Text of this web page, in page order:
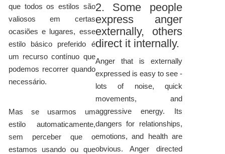
que todos os estilos são
valiosos em certas
ocasiões e lugares, esse
estilo básico preferido é
um recurso contínuo que
podemos recorrer quando
necessário.
Mas se usarmos um
estilo automaticamente,
sem perceber que o
estamos usando ou que
2. Some people
express anger
externally, others
direct it internally.
Anger that is externally
expressed is easy to see -
lots of noise, quick
movements, and
aggressive energy. Its
dangers for relationships,
emotions, and health are
obvious. Anger directed